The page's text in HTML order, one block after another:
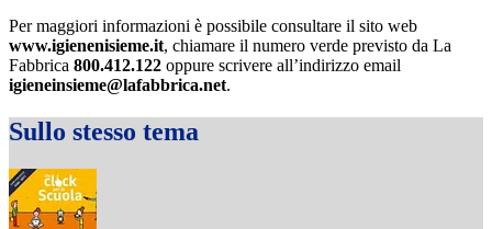
Per maggiori informazioni è possibile consultare il sito web
www.igienenisieme.it, chiamare il numero verde previsto da La
Fabbrica 800.412.122 oppure scrivere all’indirizzo email
igieneinsieme@lafabbrica.net.
Sullo stesso tema